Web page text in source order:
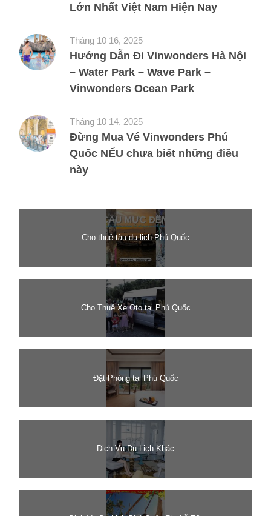
Lớn Nhất Việt Nam Hiện Nay
Tháng 10 16, 2025
Hướng Dẫn Đi Vinwonders Hà Nội
– Water Park – Wave Park –
Vinwonders Ocean Park
Tháng 10 14, 2025
Đừng Mua Vé Vinwonders Phú
Quốc NẾU chưa biết những điều
này
Cho thuê tàu du lịch Phú Quốc
Cho Thuê Xe Oto tại Phú Quốc
Đặt Phòng tại Phú Quốc
Dịch Vụ Du Lịch Khác